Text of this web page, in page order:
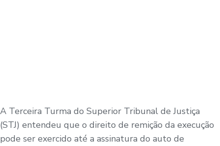
A Terceira Turma do Superior Tribunal de Justiça
(STJ) entendeu que o direito de remição da execução
pode ser exercido até a assinatura do auto de